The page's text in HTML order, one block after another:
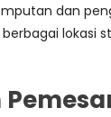
dan
lokasi